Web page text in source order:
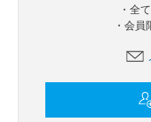
・全
・会